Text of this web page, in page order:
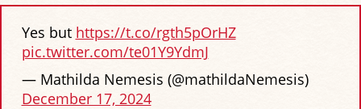
Yes but https://t.co/rgth5pOrHZ
pic.twitter.com/te01Y9YdmJ
— Mathilda Nemesis (@mathildaNemesis)
December 17, 2024